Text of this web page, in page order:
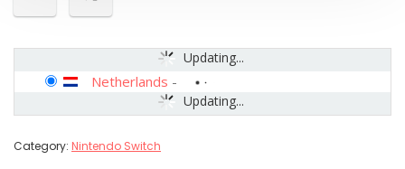
Updating...
Updating...
Netherlands -
Category: Nintendo Switch